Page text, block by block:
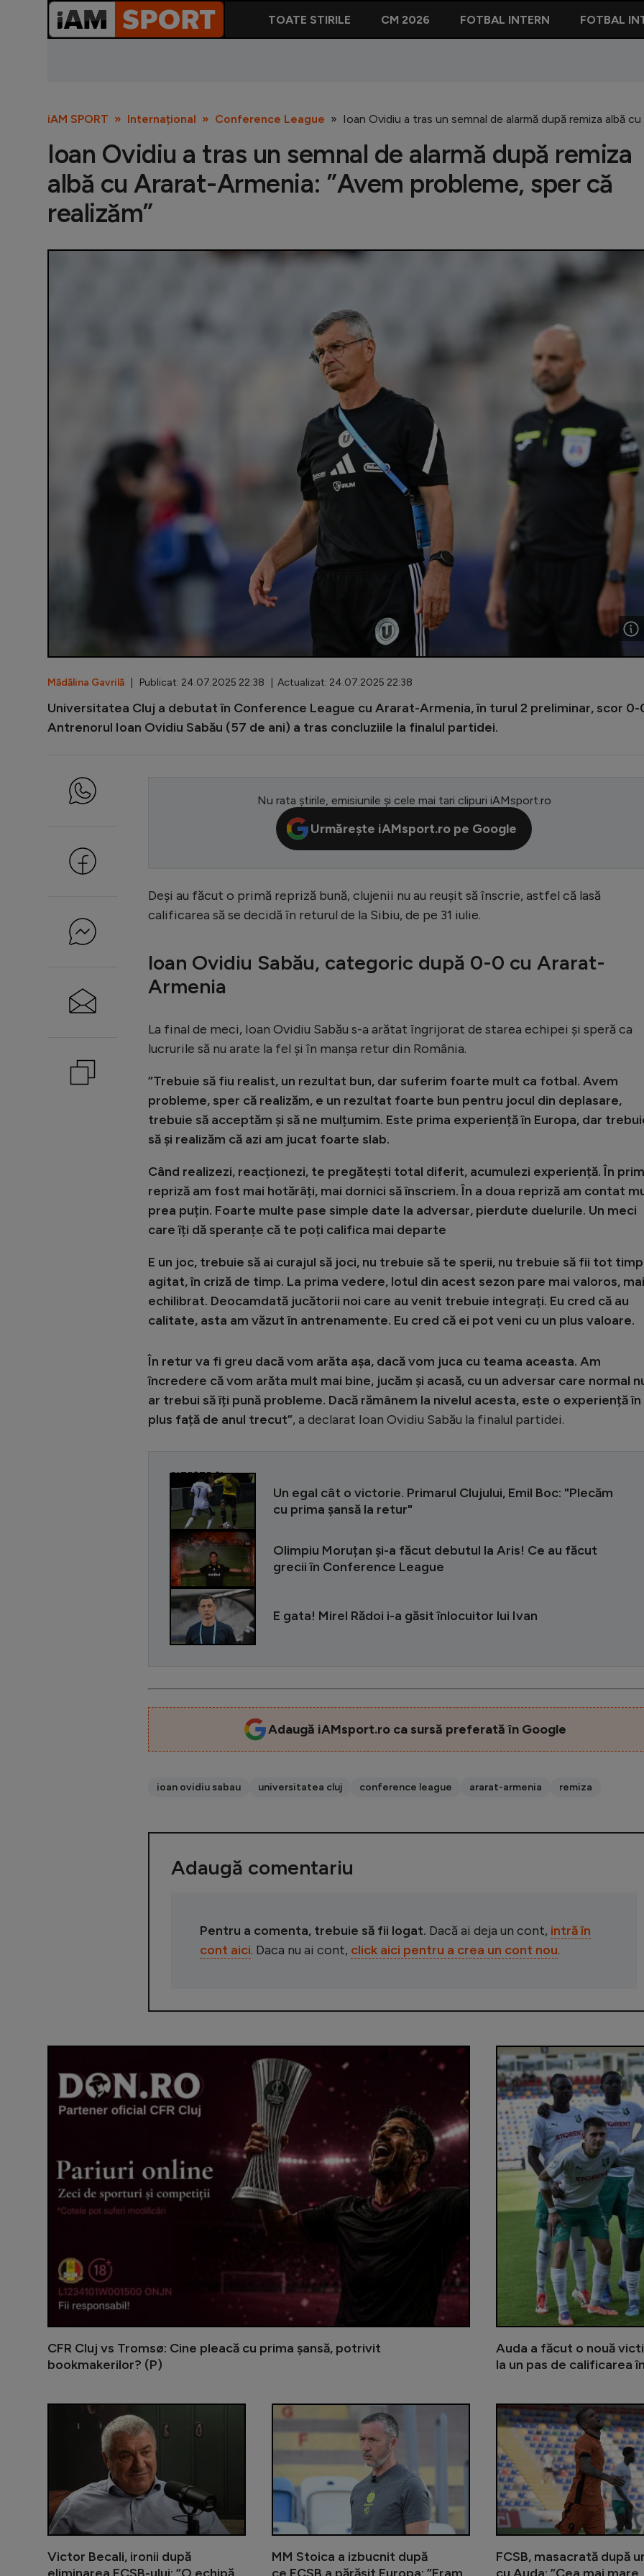
TOATE STIRILE CM 2026 FOTBAL INTERN FOTBAL
iAM SPORT Internațional Conference League Ioan Ovidiu a tras un semnal de alarmă după remiza albă
Ioan Ovidiu a tras un semnal de alarmă după remiza
albă cu Ararat-Armenia: ”Avem probleme, sper că
realizăm”
Mădălina Gavrilă | Publicat: 24.07.2025 22:38 | Actualizat: 24.07.2025 22:38
Universitatea Cluj a debutat în Conference League cu Ararat-Armenia, în turul 2 preliminar, scor 0-
Antrenorul Ioan Ovidiu Sabău (57 de ani) a tras concluziile la finalul partidei.
Nu rata știrile, emisiunile și cele mai tari clipuri iAMsport.ro
Urmărește iAMsport.ro pe Google
Deși au făcut o primă repriză bună, clujenii nu au reușit să înscrie, astfel că lasă
calificarea să se decidă în returul de la Sibiu, de pe 31 iulie.
Ioan Ovidiu Sabău, categoric după 0-0 cu Ararat-
Armenia
La final de meci, Ioan Ovidiu Sabău s-a arătat îngrijorat de starea echipei și speră ca
lucrurile să nu arate la fel și în manșa retur din România.
”Trebuie să fiu realist, un rezultat bun, dar suferim foarte mult ca fotbal. Avem
probleme, sper că realizăm, e un rezultat foarte bun pentru jocul din deplasare,
trebuie să acceptăm și să ne mulțumim. Este prima experiență în Europa, dar
să și realizăm că azi am jucat foarte slab.
Când realizezi, reacționezi, te pregătești total diferit, acumulezi experiență. În
repriză am fost mai hotărâți, mai dornici să înscriem. În a doua repriză am contat
prea puțin. Foarte multe pase simple date la adversar, pierdute duelurile. Un meci
care îți dă speranțe că te poți califica mai departe
E un joc, trebuie să ai curajul să joci, nu trebuie să te sperii, nu trebuie să fii tot
agitat, în criză de timp. La prima vedere, lotul din acest sezon pare mai valoros, mai
echilibrat. Deocamdată jucătorii noi care au venit trebuie integrați. Eu cred că au
calitate, asta am văzut în antrenamente. Eu cred că ei pot veni cu un plus valoare.
În retur va fi greu dacă vom arăta așa, dacă vom juca cu teama aceasta. Am
încredere că vom arăta mult mai bine, jucăm și acasă, cu un adversar care normal
ar trebui să îți pună probleme. Dacă rămânem la nivelul acesta, este o experiență în
plus față de anul trecut”, a declarat Ioan Ovidiu Sabău la finalul partidei.
CITEȘTE ȘI
Un egal cât o victorie. Primarul Clujului, Emil Boc: "Plecăm
cu prima șansă la retur"
Olimpiu Moruțan și-a făcut debutul la Aris! Ce au făcut
grecii în Conference League
E gata! Mirel Rădoi i-a găsit înlocuitor lui Ivan
Adaugă iAMsport.ro ca sursă preferată în Google
ioan ovidiu sabau universitatea cluj conference league ararat-armenia remiza
Adaugă comentariu
Pentru a comenta, trebuie să fii logat. Dacă ai deja un cont, intră în
cont aici. Daca nu ai cont, click aici pentru a crea un cont nou.
CFR Cluj vs Tromsø: Cine pleacă cu prima șansă, potrivit
bookmakerilor? (P)
Auda a făcut o nouă
la un pas de calificarea
Victor Becali, ironii după
Victor Becali, ironii după
MM Stoica a izbucnit după
FCSB, masacrată după